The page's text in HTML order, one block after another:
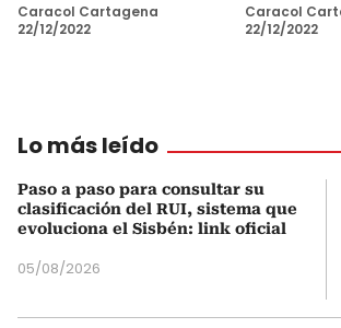
Caracol Cartagena
22/12/2022
Caracol
22/12/2022
Lo más leído
Paso a paso para consultar su
clasificación del RUI, sistema que
evoluciona el Sisbén: link oficial
05/08/2026